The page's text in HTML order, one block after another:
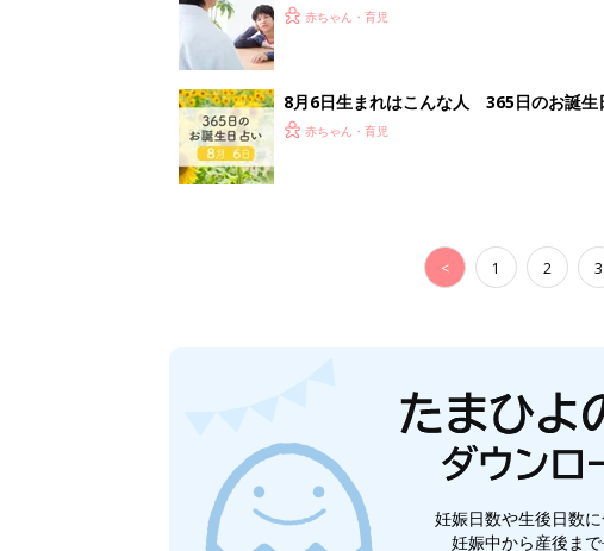
赤ちゃん・育児
8月6日生まれはこんな人 365日のお誕生
赤ちゃん・育児
< 1 2 3
妊娠日数や生後日数
妊娠中から産後ま